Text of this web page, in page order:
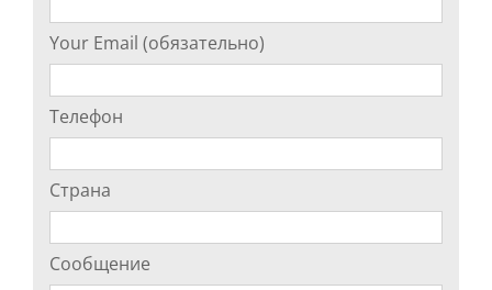
Your Email (обязательно)
Телефон
Страна
Сообщение